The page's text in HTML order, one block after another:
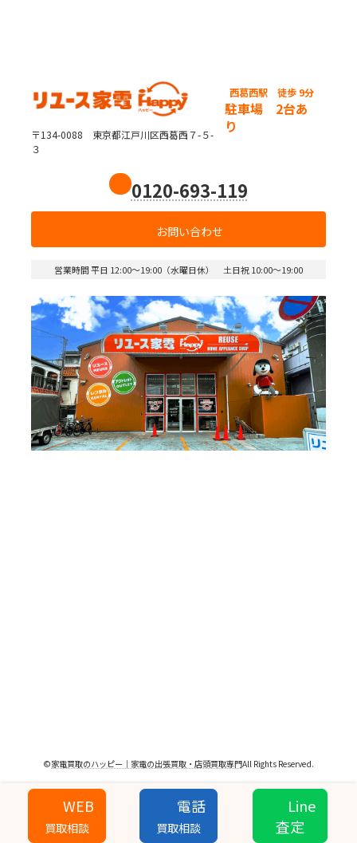
〒134-0088 東京都江戸川区西葛西７-５-
３
西葛西駅 徒歩 9分
駐車場 2台あ
り
0120-693-119
お問い合わせ
営業時間 平日 12:00～19:00（水曜日休） 土日祝 10:00～19:00
©家電買取のハッピー｜家電の出張買取・店頭買取専門All Rights Reserved.
WEB
買取相談
電話
買取相談
Line
査定